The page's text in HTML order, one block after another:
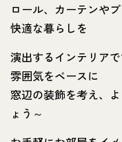
ロール、カーテンや
快適な暮らしを
演出するインテリア
雰囲気をベースに
窓辺の装飾を考え、
ょう～